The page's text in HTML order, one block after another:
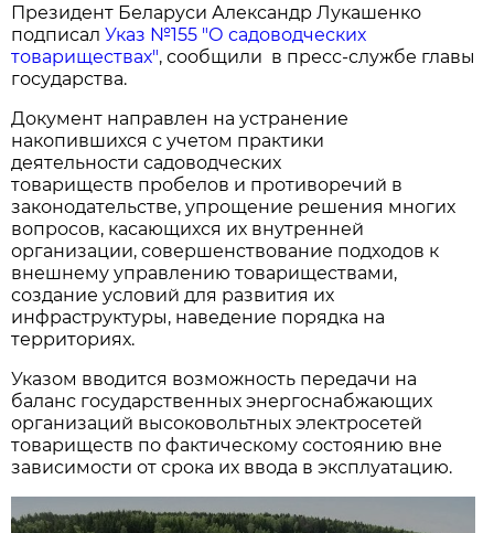
Президент Беларуси Александр Лукашенко
подписалУказ №155 "О садоводческих
товариществах", сообщили в пресс-службе главы
государства.
Документ направлен на устранение
накопившихся с учетом практики
деятельности садоводческих
товариществ пробелов и противоречий в
законодательстве, упрощение решения многих
вопросов, касающихся их внутренней
организации, совершенствование подходов к
внешнему управлению товариществами,
создание условий для развития их
инфраструктуры, наведение порядка на
территориях.
Указом вводится возможность передачи на
баланс государственных энергоснабжающих
организаций высоковольтных электросетей
товариществ по фактическому состоянию вне
зависимости от срока их ввода в эксплуатацию.